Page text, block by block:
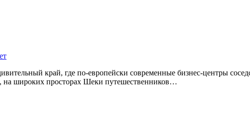
широких просторах Шеки путешественников…